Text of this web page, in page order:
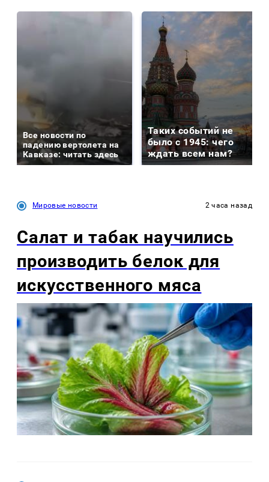
Все новости по
падению вертолета на
Кавказе: читать здесь
Таких событий не
было с 1945: чего
ждать всем нам?
Мировые новости 2 часа назад
Салат и табак научились
производить белок для
искусственного мяса